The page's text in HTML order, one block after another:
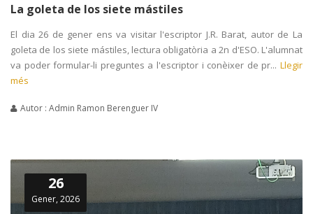
La goleta de los siete mástiles
El dia 26 de gener ens va visitar l'escriptor J.R. Barat, autor de La
goleta de los siete mástiles, lectura obligatòria a 2n d'ESO. L'alumnat
va poder formular-li preguntes a l'escriptor i conèixer de pr... Llegir
més
Autor : Admin Ramon Berenguer IV
26
Gener, 2026